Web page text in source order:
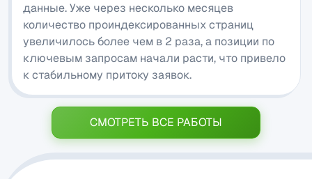
данные. Уже через несколько месяцев
количество проиндексированных страниц
увеличилось более чем в 2 раза, а позиции по
ключевым запросам начали расти, что привело
к стабильному притоку заявок.
СМОТРЕТЬ ВСЕ РАБОТЫ